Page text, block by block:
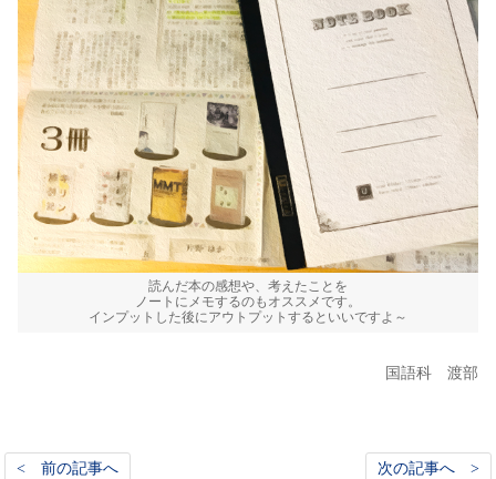
読んだ本の感想や、考えたことを
ノートにメモするのもオススメです。
インプットした後にアウトプットするといいですよ～
国語科 渡部
< 前の記事へ 次の記事へ >